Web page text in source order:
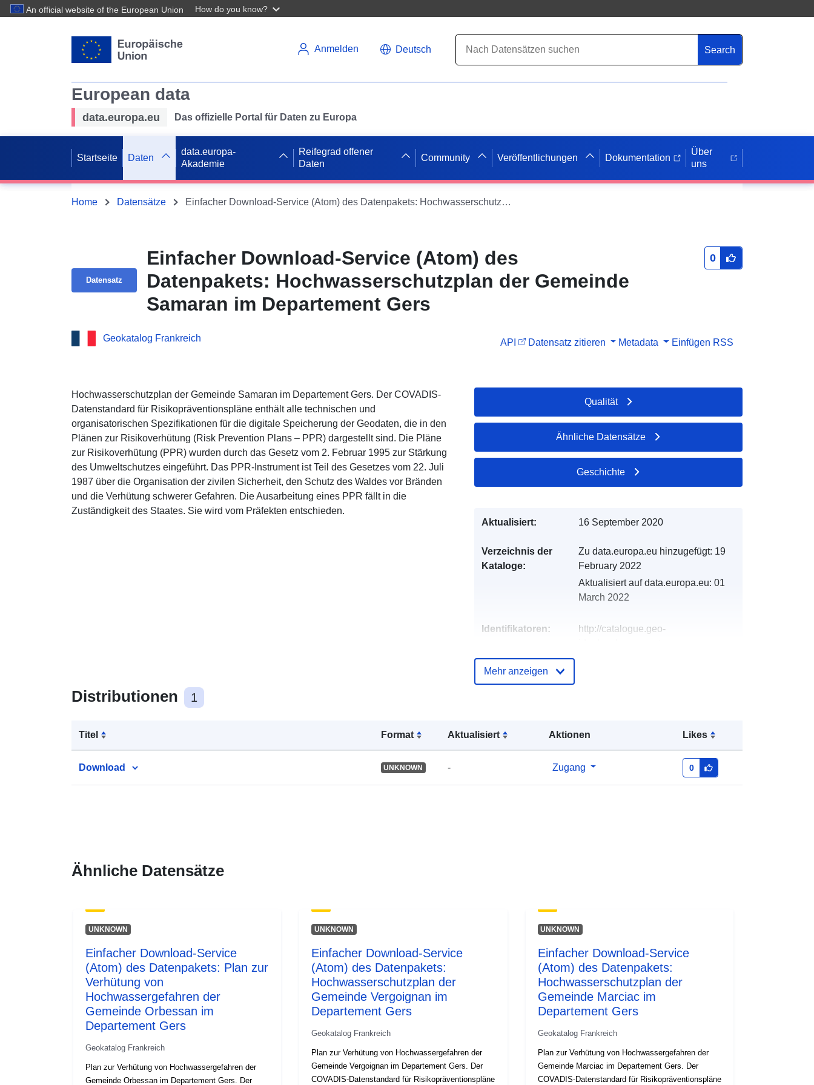
An official website of the European Union How do you know?
Anmelden Deutsch Search
European data
data.europa.eu Das offizielle Portal für Daten zu Europa
Startseite Daten
data.europa-
Akademie
Reifegrad offener
Daten
Community Veröffentlichungen Dokumentation
Über
uns
Home Datensätze Einfacher Download-Service (Atom) des Datenpakets: Hochwasserschutzplan der Gemeinde Samaran im Departement Gers
Datensatz
Einfacher Download-Service (Atom) des
Datenpakets: Hochwasserschutzplan der Gemeinde
Samaran im Departement Gers
0
Geokatalog Frankreich API Datensatz zitieren Metadata Einfügen RSS
Hochwasserschutzplan der Gemeinde Samaran im Departement Gers. Der COVADIS-
Datenstandard für Risikopräventionspläne enthält alle technischen und
organisatorischen Spezifikationen für die digitale Speicherung der Geodaten, die in den
Plänen zur Risikoverhütung (Risk Prevention Plans – PPR) dargestellt sind. Die Pläne
zur Risikoverhütung (PPR) wurden durch das Gesetz vom 2. Februar 1995 zur Stärkung
des Umweltschutzes eingeführt. Das PPR-Instrument ist Teil des Gesetzes vom 22. Juli
1987 über die Organisation der zivilen Sicherheit, den Schutz des Waldes vor Bränden
und die Verhütung schwerer Gefahren. Die Ausarbeitung eines PPR fällt in die
Zuständigkeit des Staates. Sie wird vom Präfekten entschieden.
Distributionen 1
Titel Format Aktualisiert Aktionen Likes
Download UNKNOWN - Zugang 0
Qualität
Ähnliche Datensätze
Geschichte
Aktualisiert: 16 September 2020
Verzeichnis der
Kataloge:
Zu data.europa.eu hinzugefügt: 19
February 2022
Aktualisiert auf data.europa.eu: 01
March 2022
Identifikatoren:
http://catalogue.geo-
120066022-srv-0f10a93e-11f8-4acf-
Ressource:
http://inspire.ec.europa.eu/metadata-
Mehr anzeigen
Ähnliche Datensätze
UNKNOWN
Einfacher Download-Service
(Atom) des Datenpakets: Plan zur
Verhütung von
Hochwassergefahren der
Gemeinde Orbessan im
Departement Gers
Geokatalog Frankreich
Plan zur Verhütung von Hochwassergefahren der
Gemeinde Orbessan im Departement Gers. Der
UNKNOWN
Einfacher Download-Service
(Atom) des Datenpakets:
Hochwasserschutzplan der
Gemeinde Vergoignan im
Departement Gers
Geokatalog Frankreich
Plan zur Verhütung von Hochwassergefahren der
Gemeinde Vergoignan im Departement Gers. Der
COVADIS-Datenstandard für Risikopräventionspläne
UNKNOWN
Einfacher Download-Service
(Atom) des Datenpakets:
Hochwasserschutzplan der
Gemeinde Marciac im
Departement Gers
Geokatalog Frankreich
Plan zur Verhütung von Hochwassergefahren der
Gemeinde Marciac im Departement Gers. Der
COVADIS-Datenstandard für Risikopräventionspläne